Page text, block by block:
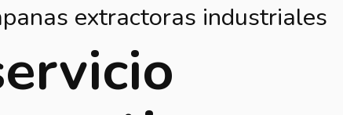
extractoras industriales